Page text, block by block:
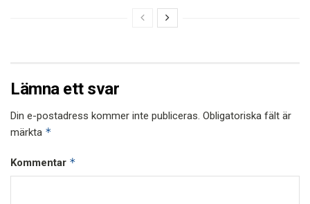
Lämna ett svar
Din e-postadress kommer inte publiceras. Obligatoriska fält är
märkta *
Kommentar *